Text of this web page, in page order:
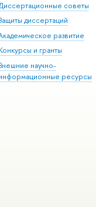
советы
диссертаций
развитие
и гранты
научно-
ресурсы